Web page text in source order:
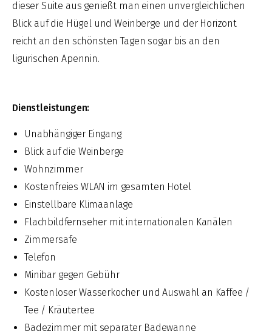
dieser Suite aus genießt man einen unvergleichlichen
Blick auf die Hügel und Weinberge und der Horizont
reicht an den schönsten Tagen sogar bis an den
ligurischen Apennin.
Dienstleistungen:
Unabhängiger Eingang
Blick auf die Weinberge
Wohnzimmer
Kostenfreies WLAN im gesamten Hotel
Einstellbare Klimaanlage
Flachbildfernseher mit internationalen Kanälen
Zimmersafe
Telefon
Minibar gegen Gebühr
Kostenloser Wasserkocher und Auswahl an Kaffee /
Tee / Kräutertee
Badezimmer mit separater Badewanne